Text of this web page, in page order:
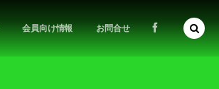
会員向け情報 お問合せ